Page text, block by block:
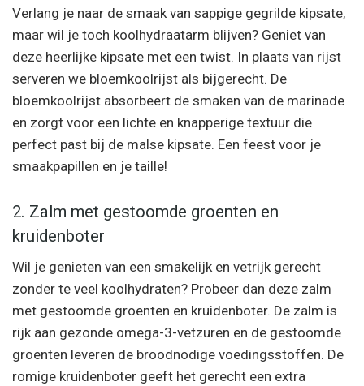
Verlang je naar de smaak van sappige gegrilde kipsate,
maar wil je toch koolhydraatarm blijven? Geniet van
deze heerlijke kipsate met een twist. In plaats van rijst
serveren we bloemkoolrijst als bijgerecht. De
bloemkoolrijst absorbeert de smaken van de marinade
en zorgt voor een lichte en knapperige textuur die
perfect past bij de malse kipsate. Een feest voor je
smaakpapillen en je taille!
2. Zalm met gestoomde groenten en
kruidenboter
Wil je genieten van een smakelijk en vetrijk gerecht
zonder te veel koolhydraten? Probeer dan deze zalm
met gestoomde groenten en kruidenboter. De zalm is
rijk aan gezonde omega-3-vetzuren en de gestoomde
groenten leveren de broodnodige voedingsstoffen. De
romige kruidenboter geeft het gerecht een extra